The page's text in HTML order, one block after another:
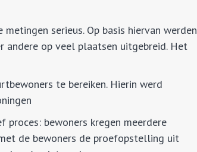
serieus. Op basis hiervan werden
op veel plaatsen uitgebreid. Het
te bereiken. Hierin werd
proces: bewoners kregen meerdere
de bewoners de proefopstelling uit